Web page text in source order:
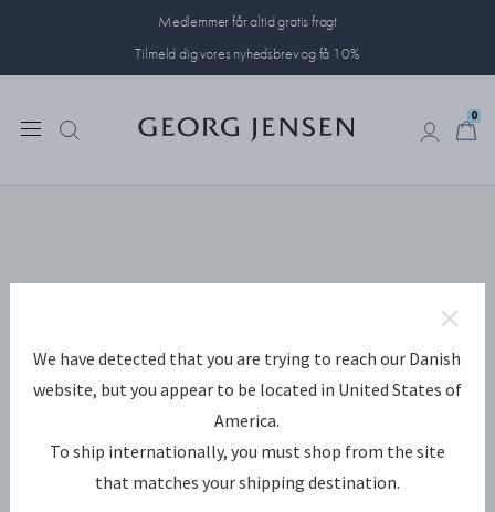
Medlemmer får altid gratis fragt
Tilmeld dig vores nyhedsbrev og få 10%
0
We have detected that you are trying to reach our Danish
website, but you appear to be located in United States of
America.
To ship internationally, you must shop from the site
that matches your shipping destination.